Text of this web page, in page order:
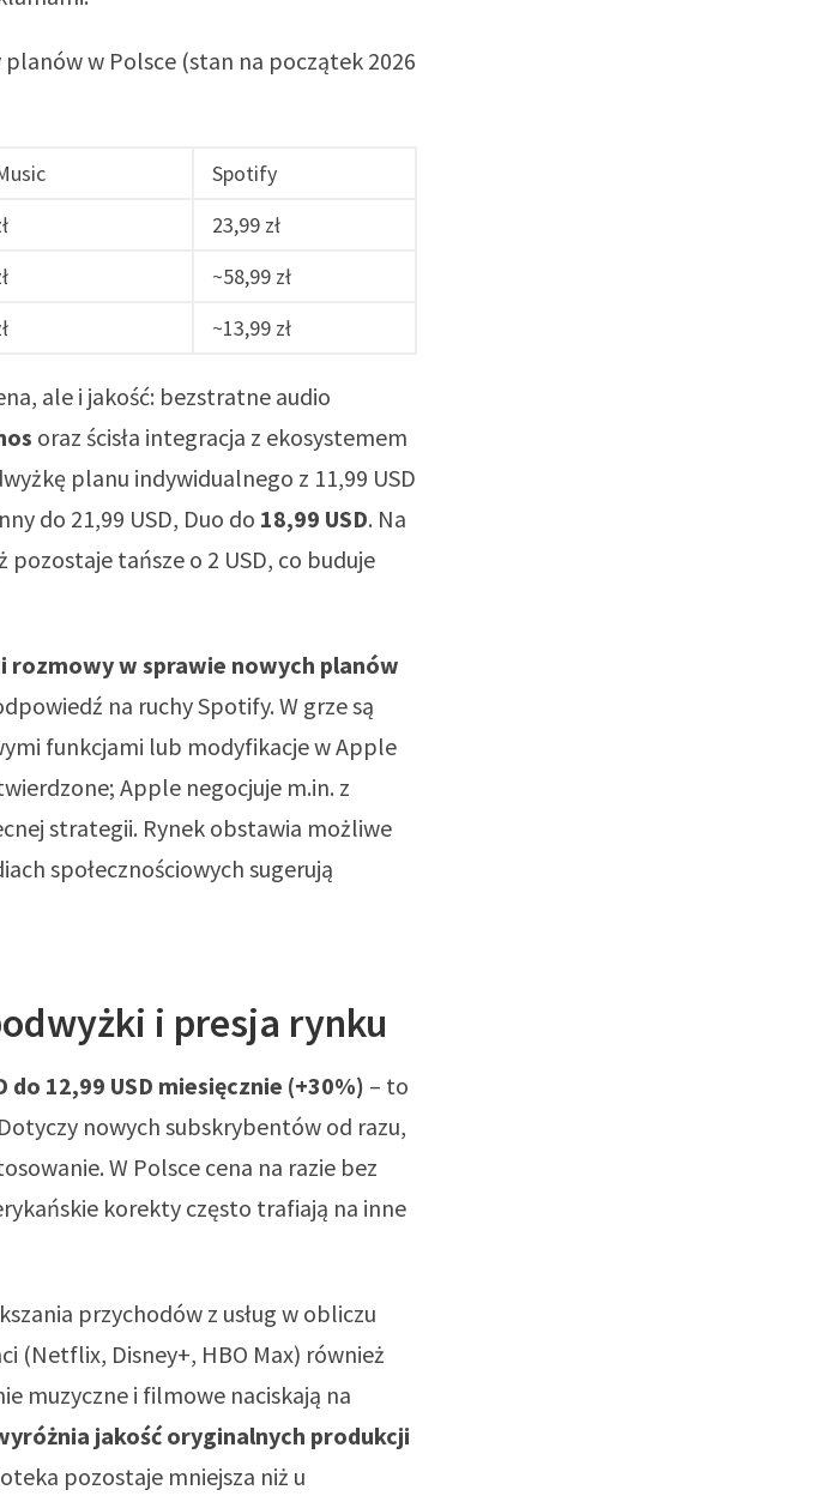
w Polsce (stan na początek 2026
Spotify
23,99 zł
~58,99 zł
~13,99 zł
ale i jakość: bezstratne audio
oraz ścisła integracja z ekosystemem
planu indywidualnego z 11,99 USD
do 21,99 USD, Duo do 18,99 USD. Na
tańsze o 2 USD, co buduje
rozmowy w sprawie nowych planów
na ruchy Spotify. W grze są
funkcjami lub modyfikacje w Apple
Apple negocjuje m.in. z
strategii. Rynek obstawia możliwe
społecznościowych sugerują
i presja rynku
do 12,99 USD miesięcznie (+30%) – to
nowych subskrybentów od razu,
W Polsce cena na razie bez
korekty często trafiają na inne
przychodów z usług w obliczu
(Netflix, Disney+, HBO Max) również
muzyczne i filmowe naciskają na
jakość oryginalnych produkcji
pozostaje mniejsza niż u